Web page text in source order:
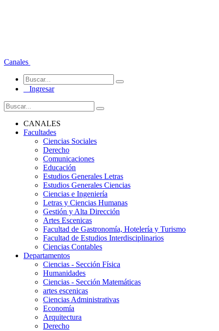
Canales
Ingresar
CANALES
Facultades
Ciencias Sociales
Derecho
Comunicaciones
Educación
Estudios Generales Letras
Estudios Generales Ciencias
Ciencias e Ingeniería
Letras y Ciencias Humanas
Gestión y Alta Dirección
Artes Escenicas
Facultad de Gastronomía, Hotelería y Turismo
Facultad de Estudios Interdisciplinarios
Ciencias Contables
Departamentos
Ciencias - Sección Física
Humanidades
Ciencias - Sección Matemáticas
artes escenicas
Ciencias Administrativas
Economía
Arquitectura
Derecho